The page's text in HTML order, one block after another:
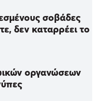
σοβάδες
δεν καταρρέει το
οργανώσεων